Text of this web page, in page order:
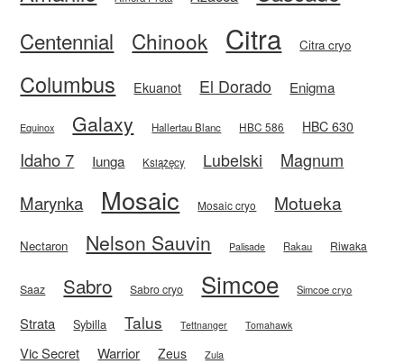
Centennial Chinook Citra Citra cryo
Columbus Ekuanot El Dorado Enigma
Equinox Galaxy Hallertau Blanc HBC 586 HBC 630
Idaho 7 Iunga Książęcy Lubelski
Magnum
Marynka
Mosaic Mosaic cryo Motueka
Nectaron Nelson Sauvin Palisade Rakau Riwaka
Saaz Sabro Sabro cryo Simcoe Simcoe cryo
Strata Sybilla Talus Tettnanger Tomahawk
Vic Secret Warrior Zeus Zula